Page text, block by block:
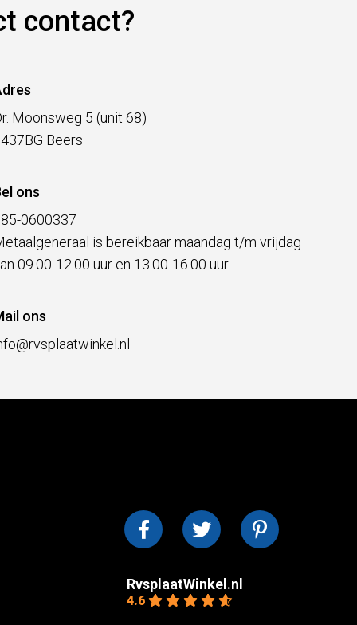
contact?
Moonsweg 5 (unit 68)
Beers
ons
0600337
is bereikbaar maandag t/m vrijdag
09.00-12.00 uur en 13.00-16.00 uur.
ons
RvsplaatWinkel.nl
4.6